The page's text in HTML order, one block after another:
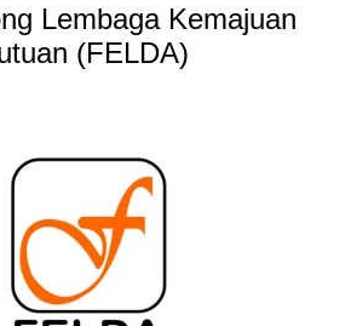
Lembaga Kemajuan
(FELDA)